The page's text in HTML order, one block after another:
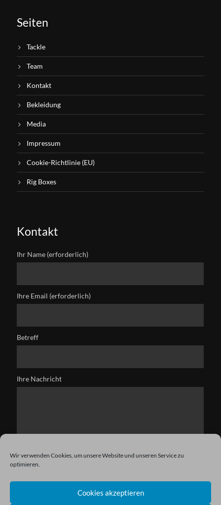
Wir verwenden Cookies, um unsere Website und unseren Service zu
optimieren.
Cookies akzeptieren
Seiten
Tackle
Team
Kontakt
Bekleidung
Media
Impressum
Cookie-Richtlinie (EU)
Rig Boxes
Kontakt
Ihr Name (erforderlich)
Ihre Email (erforderlich)
Betreff
Ihre Nachricht